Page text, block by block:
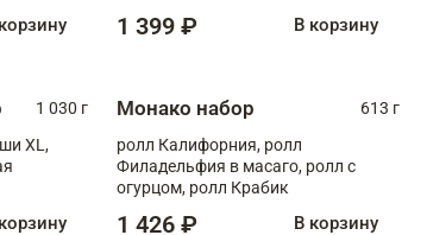
1 399 ₽ В корзину
1 030 г
XL,
Монако набор
613 г
ролл Калифорния, ролл
Филадельфия в масаго, ролл с
огурцом, ролл Крабик
1 426 ₽ В корзину